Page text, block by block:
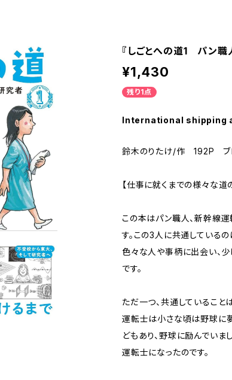
『しごとへの道1 パン職
¥1,430
残り1点
International shipping
鈴木のりたけ/作 192P ブ
【仕事に就くまでの様々な道
この本はパン職人、新幹線
す。この3人に共通している
色々な人や事柄に出会い、
です。
ただ一つ、共通していること
運転士は小さな頃は野球に
どもあり、野球に励んでい
運転士になったのです。